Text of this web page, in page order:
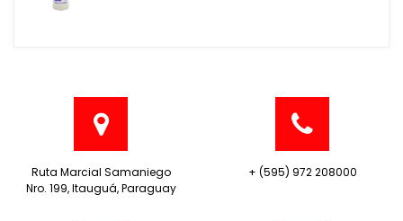
Ruta Marcial Samaniego
Nro. 199, Itauguá, Paraguay
+ (595) 972 208000